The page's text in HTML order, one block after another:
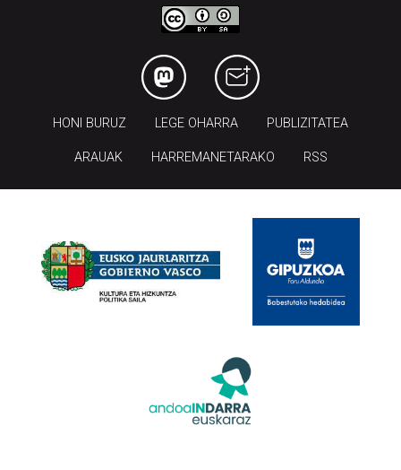
HONI BURUZ LEGE OHARRA PUBLIZITATEA
ARAUAK HARREMANETARAKO RSS